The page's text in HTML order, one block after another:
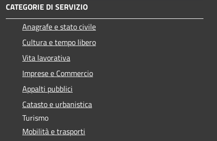
CATEGORIE DI SERVIZIO
Anagrafe e stato civile
Cultura e tempo libero
Vita lavorativa
Imprese e Commercio
Appalti pubblici
Catasto e urbanistica
Turismo
Mobilità e trasporti